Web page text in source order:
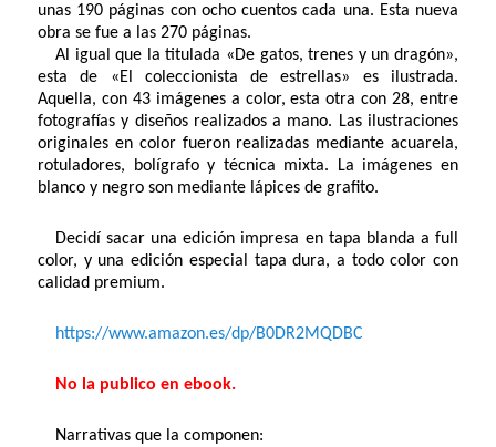
unas 190 páginas con ocho cuentos cada una. Esta nueva
obra se fue a las 270 páginas.
Al igual que la titulada «De gatos, trenes y un dragón»,
esta de «El coleccionista de estrellas» es ilustrada.
Aquella, con 43 imágenes a color, esta otra con 28, entre
fotografías y diseños realizados a mano. Las ilustraciones
originales en color fueron realizadas mediante acuarela,
rotuladores, bolígrafo y técnica mixta. La imágenes en
blanco y negro son mediante lápices de grafito.
Decidí sacar una edición impresa en tapa blanda a full
color, y una edición especial tapa dura, a todo color con
calidad premium.
https://www.amazon.es/dp/B0DR2MQDBC
No la publico en ebook.
Narrativas que la componen: